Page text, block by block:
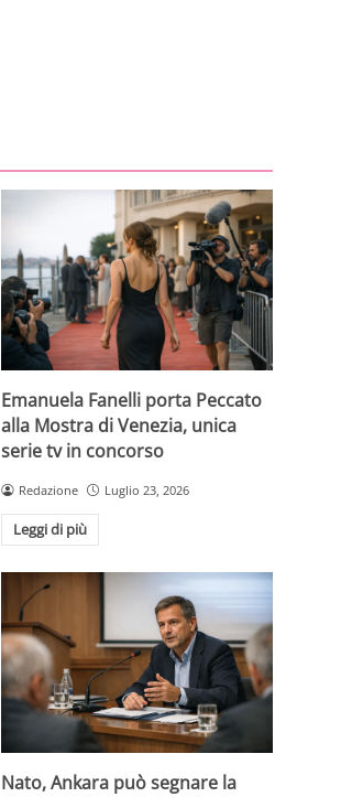
Emanuela Fanelli porta Peccato
alla Mostra di Venezia, unica
serie tv in concorso
Redazione Luglio 23, 2026
Leggi di più
Nato, Ankara può segnare la